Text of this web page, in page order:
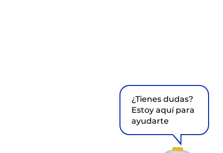
¿Tienes dudas?
Estoy aquí para
ayudarte